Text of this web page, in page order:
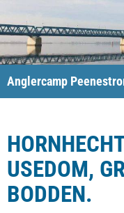
Anglercamp
USEDOM,
BODDEN.